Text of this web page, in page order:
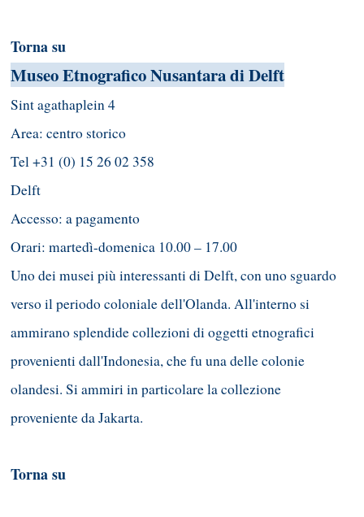
Torna su
Museo Etnografico Nusantara di Delft
Sint agathaplein 4
Area: centro storico
Tel +31 (0) 15 26 02 358
Delft
Accesso: a pagamento
Orari: martedì-domenica 10.00 – 17.00
Uno dei musei più interessanti di Delft, con uno sguardo
verso il periodo coloniale dell'Olanda. All'interno si
ammirano splendide collezioni di oggetti etnografici
provenienti dall'Indonesia, che fu una delle colonie
olandesi. Si ammiri in particolare la collezione
proveniente da Jakarta.
Torna su